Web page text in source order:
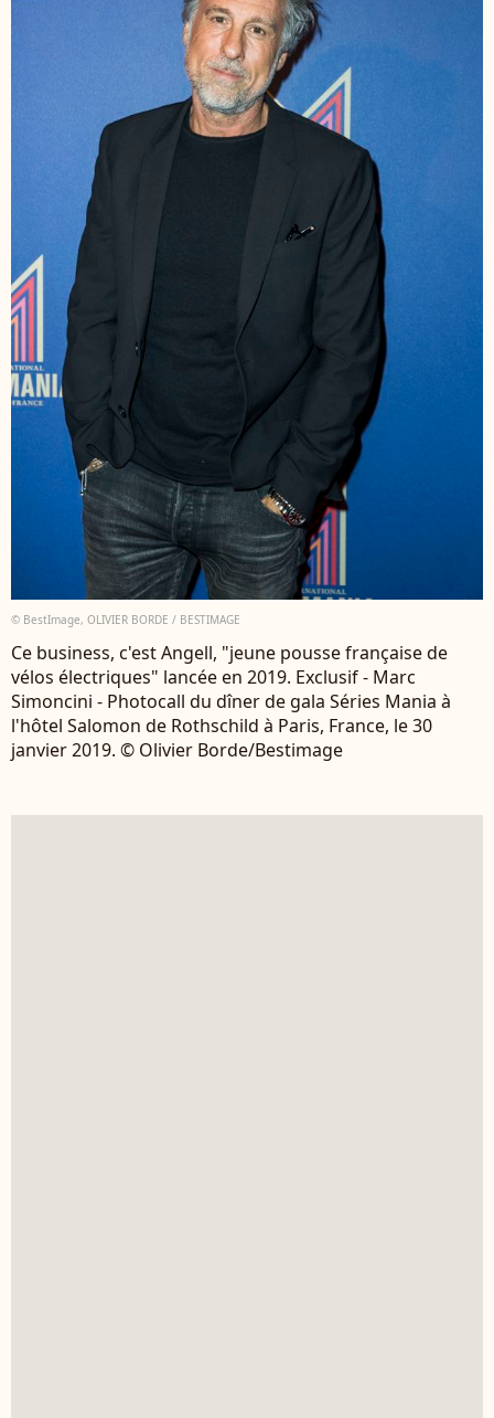
© BestImage, OLIVIER BORDE / BESTIMAGE
Ce business, c'est Angell, "jeune pousse française de
vélos électriques" lancée en 2019. Exclusif - Marc
Simoncini - Photocall du dîner de gala Séries Mania à
l'hôtel Salomon de Rothschild à Paris, France, le 30
janvier 2019. © Olivier Borde/Bestimage